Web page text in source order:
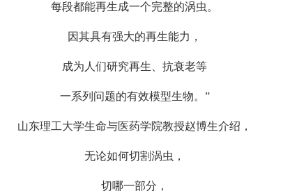
每段都能再生成一个完整的涡虫。
因其具有强大的再生能力，
成为人们研究再生、抗衰老等
一系列问题的有效模型生物。”
山东理工大学生命与医药学院教授赵博生介绍，
无论如何切割涡虫，
切哪一部分，